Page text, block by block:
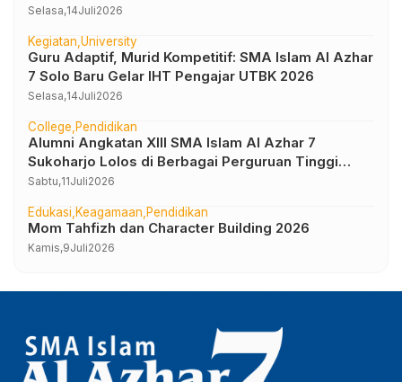
Selasa,14Juli2026
Kegiatan University
Guru Adaptif, Murid Kompetitif: SMA Islam Al Azhar
7 Solo Baru Gelar IHT Pengajar UTBK 2026
Selasa,14Juli2026
College Pendidikan
Alumni Angkatan XIII SMA Islam Al Azhar 7
Sukoharjo Lolos di Berbagai Perguruan Tinggi
Negeri dan Luar Negeri
Sabtu,11Juli2026
Edukasi Keagamaan Pendidikan
Mom Tahfizh dan Character Building 2026
Kamis,9Juli2026